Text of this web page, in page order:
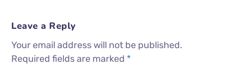
Leave a Reply
Your email address will not be published.
Required fields are marked *